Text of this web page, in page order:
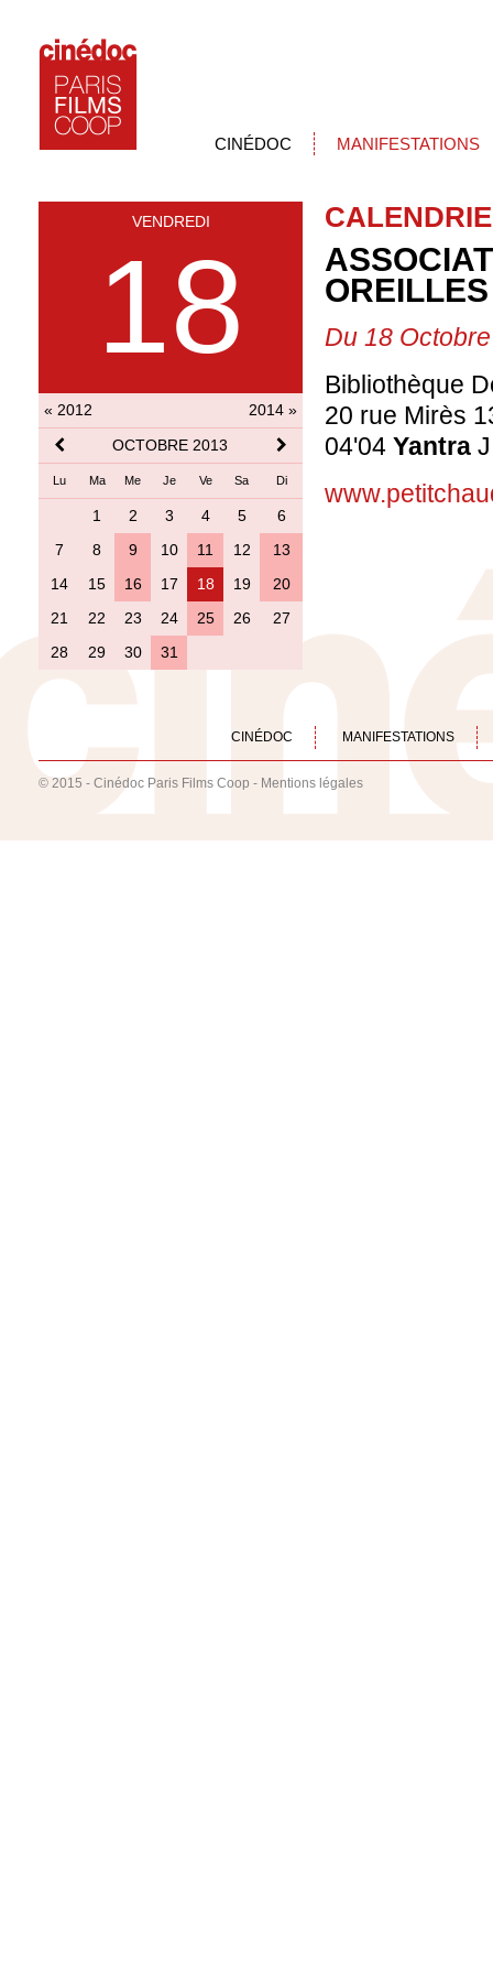
CINÉDOC MANIFESTATIONS
VENDREDI
18
« 2012
2014 »
OCTOBRE 2013
Lu Ma Me Je Ve Sa Di
1 2 3 4 5
6
7
8 9 10 11 12
13
14
15 16 17 18 19
20
21
22 23 24 25 26
27
28
29 30 31
OREILLES
Du 18
Bibliothèque
20 rue Mirès
04'04 Yantra
CINÉDOC MANIFESTATIONS
© 2015 - Cinédoc Paris Films Coop - Mentions légales